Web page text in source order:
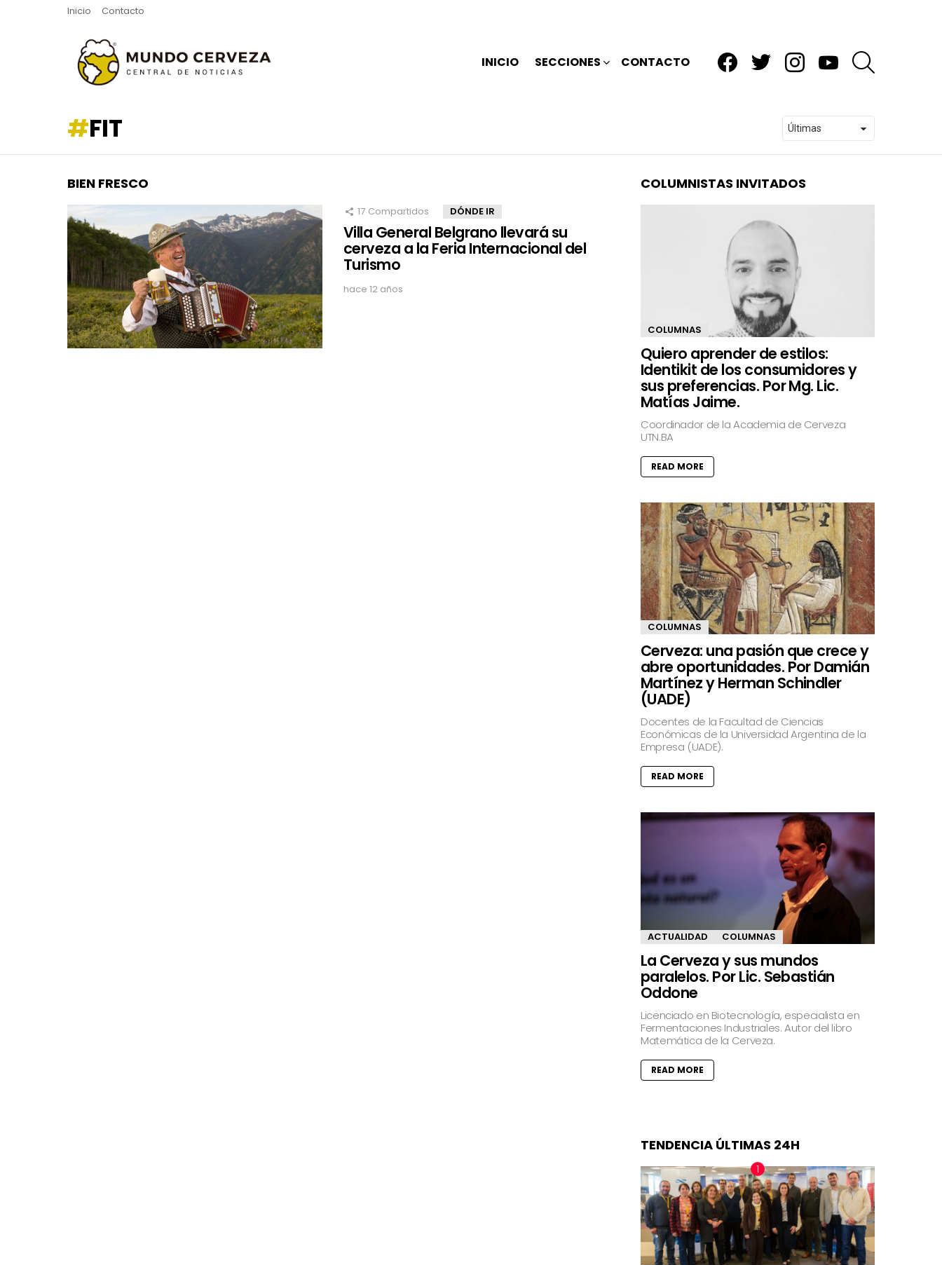
Inicio Contacto
INICIO SECCIONES CONTACTO
FIT
BIEN FRESCO
17 Compartidos DÓNDE IR
Villa General Belgrano llevará su
cerveza a la Feria Internacional del
Turismo
hace 12 años
COLUMNISTAS INVITADOS
COLUMNAS
Quiero aprender de estilos:
Identikit de los consumidores y
sus preferencias. Por Mg. Lic.
Matías Jaime.
Coordinador de la Academia de Cerveza
UTN.BA
READ MORE
COLUMNAS
Cerveza: una pasión que crece y
abre oportunidades. Por Damián
Martínez y Herman Schindler
(UADE)
Docentes de la Facultad de Ciencias
Económicas de la Universidad Argentina de la
Empresa (UADE).
READ MORE
ACTUALIDAD COLUMNAS
La Cerveza y sus mundos
paralelos. Por Lic. Sebastián
Oddone
Licenciado en Biotecnología, especialista en
Fermentaciones Industriales. Autor del libro
Matemática de la Cerveza.
READ MORE
TENDENCIA ÚLTIMAS 24H